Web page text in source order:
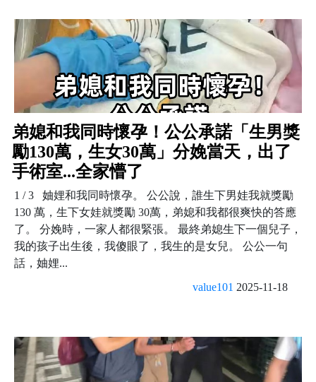
弟媳和我同時懷孕！公公承諾「生男獎
勵130萬，生女30萬」分娩當天，出了
手術室...全家懵了
1 / 3 妯娌和我同時懷孕。 公公說，誰生下男娃我就獎勵
130 萬，生下女娃就獎勵 30萬，弟媳和我都很爽快的答應
了。 分娩時，一家人都很緊張。 最終弟媳生下一個兒子，
我的孩子出生後，我傻眼了，我生的是女兒。 公公一句
話，妯娌...
value101 2025-11-18